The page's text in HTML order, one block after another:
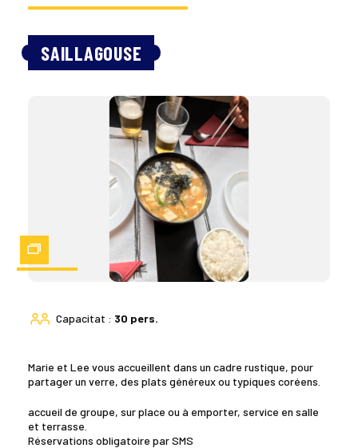
SAILLAGOUSE
Zoom
Capacitat : 30 pers.
Marie et Lee vous accueillent dans un cadre rustique, pour
partager un verre, des plats généreux ou typiques coréens.
accueil de groupe, sur place ou à emporter, service en salle
et terrasse.
Réservations obligatoire par SMS